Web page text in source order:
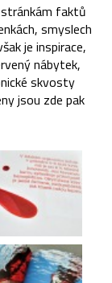
faktů
smyslech
je inspirace,
nábytek,
skvosty
jsou zde pak